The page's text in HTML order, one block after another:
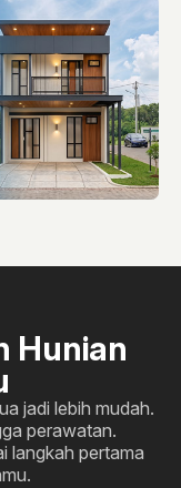
Hunian
jadi lebih mudah.
perawatan.
langkah pertama